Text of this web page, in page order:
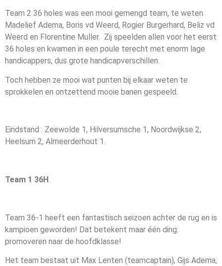
Team 2 36 holes was een mooi gemengd team, te weten
Madelief Adema, Boris vd Weerd, Rogier Burgerhard, Beliz vd
Weerd en Florentine Muller. Zij speelden allen voor het eerst
36 holes en kwamen in een poule terecht met enorm lage
handicappers, dus grote handicapverschillen.
Toch hebben ze mooi wat punten bij elkaar weten te
sprokkelen en ontzettend mooie banen gespeeld.
Eindstand : Zeewolde 1, Hilversumsche 1, Noordwijkse 2,
Heelsum 2, Almeerderhout 1.
Team 1 36H
Team 36-1 heeft een fantastisch seizoen achter de rug en is
kampioen geworden! Dat betekent maar één ding:
promoveren naar de hoofdklasse!
Het team bestaat uit Max Lenten (teamcaptain), Gijs Adema,